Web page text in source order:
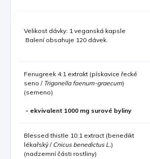
Velikost dávky: 1 veganská kapsle
Balení obsahuje 120 dávek.
Fenugreek 4:1 extrakt (pískavice řecké
seno / Trigonella foenum-graecum)
(semeno)
- ekvivalent 1000 mg surové byliny
Blessed thistle 10:1 extract (benedikt
lékařský / Cnicus benedictus L.)
(nadzemní části rostliny)